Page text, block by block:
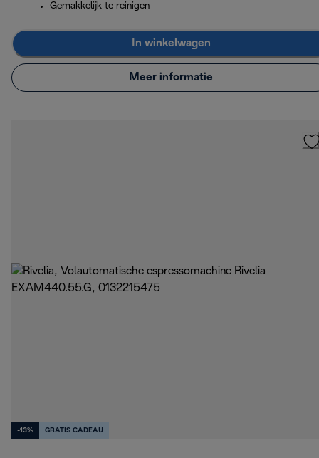
Gemakkelijk te reinigen
In winkelwagen
Meer informatie
-13% GRATIS CADEAU